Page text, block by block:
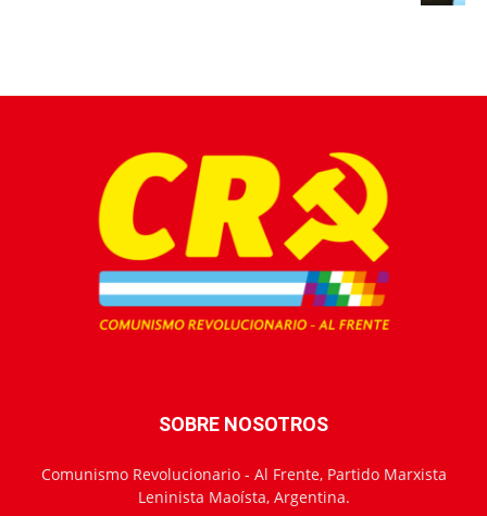
SOBRE NOSOTROS
Comunismo Revolucionario - Al Frente, Partido Marxista
Leninista Maoísta, Argentina.